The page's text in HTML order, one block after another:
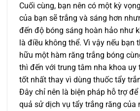
Cuối cùng, bạn nên có một kỳ
của bạn sẽ trắng và sáng hơn
đến độ bóng sáng hoàn hảo như
là điều không thể. Vì vậy nếu bạn
hữu một hàm răng trắng bóng
thì đến với trung tâm nha khoa uy
tốt nhất thay vì dùng thuốc tẩy
Đây chỉ nên là biện pháp hỗ trợ
quả sử dịch vụ tẩy trắng răng của